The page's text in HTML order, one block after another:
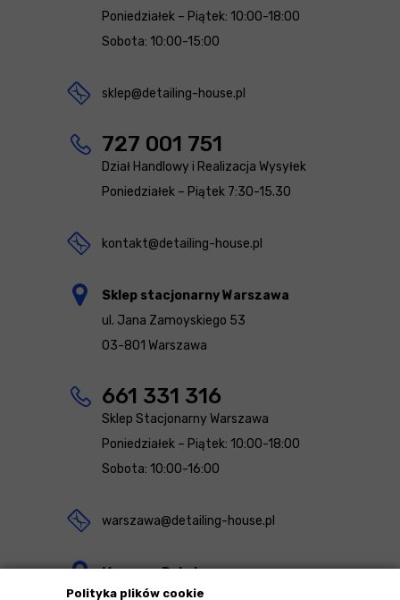
Polityka plików cookie
Poniedziałek – Piątek: 10:00-18:00
Sobota: 10:00-15:00
sklep@detailing-house.pl
727 001 751
Dział Handlowy i Realizacja Wysyłek
Poniedziałek – Piątek 7:30-15.30
kontakt@detailing-house.pl
Sklep stacjonarny Warszawa
ul. Jana Zamoyskiego 53
03-801 Warszawa
661 331 316
Sklep Stacjonarny Warszawa
Poniedziałek – Piątek: 10:00-18:00
Sobota: 10:00-16:00
warszawa@detailing-house.pl
Magazyn Rekcin